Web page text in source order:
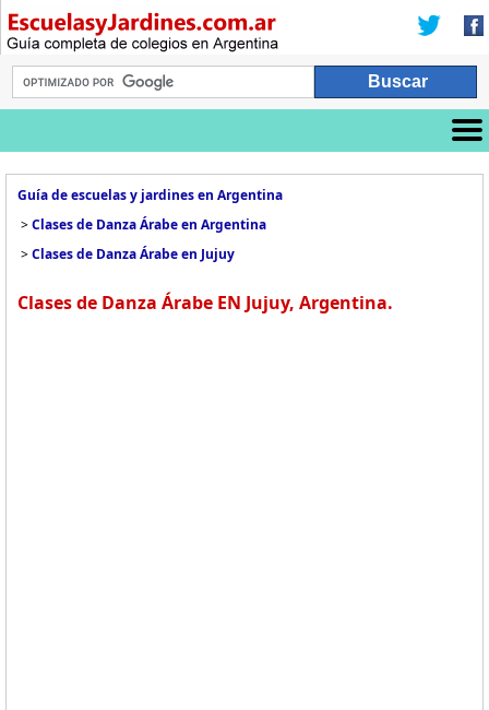
Guía de escuelas y jardines en Argentina
>Clases de Danza Árabe en Argentina
>Clases de Danza Árabe en Jujuy
Clases de Danza Árabe EN Jujuy, Argentina.